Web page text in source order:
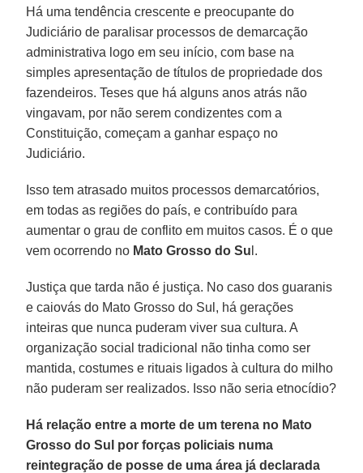
Há uma tendência crescente e preocupante do
Judiciário de paralisar processos de demarcação
administrativa logo em seu início, com base na
simples apresentação de títulos de propriedade dos
fazendeiros. Teses que há alguns anos atrás não
vingavam, por não serem condizentes com a
Constituição, começam a ganhar espaço no
Judiciário.
Isso tem atrasado muitos processos demarcatórios,
em todas as regiões do país, e contribuído para
aumentar o grau de conflito em muitos casos. É o que
vem ocorrendo no Mato Grosso do Su l.
Justiça que tarda não é justiça. No caso dos guaranis
e caiovás do Mato Grosso do Sul, há gerações
inteiras que nunca puderam viver sua cultura. A
organização social tradicional não tinha como ser
mantida, costumes e rituais ligados à cultura do milho
não puderam ser realizados. Isso não seria etnocídio?
Há relação entre a morte de um terena no Mato
Grosso do Sul por forças policiais numa
reintegração de posse de uma área já declarada